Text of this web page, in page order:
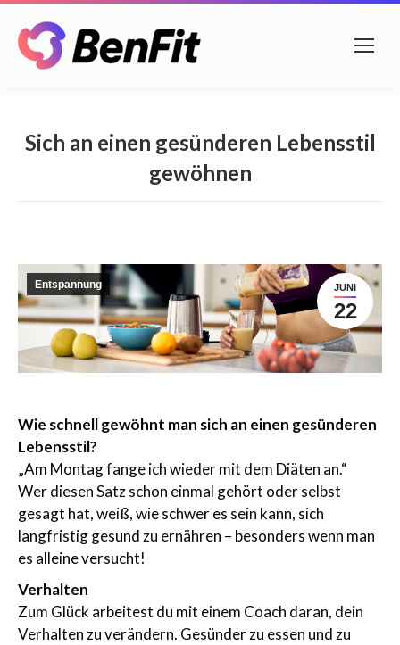
Sich an einen gesünderen Lebensstil
gewöhnen
JUNI
22
Entspannung
Wie schnell gewöhnt man sich an einen gesünderen
Lebensstil?
„Am Montag fange ich wieder mit dem Diäten an.“
Wer diesen Satz schon einmal gehört oder selbst
gesagt hat, weiß, wie schwer es sein kann, sich
langfristig gesund zu ernähren – besonders wenn man
es alleine versucht!
Verhalten
Zum Glück arbeitest du mit einem Coach daran, dein
Verhalten zu verändern. Gesünder zu essen und zu